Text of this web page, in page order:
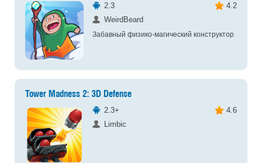
2.3
4.2
WeirdBeard
Забавный физико-магический конструктор
Tower Madness 2: 3D Defense
2.3+
4.6
Limbic